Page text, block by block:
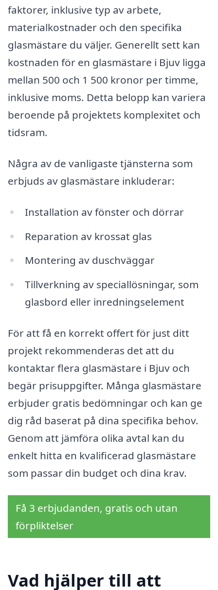
faktorer, inklusive typ av arbete,
materialkostnader och den specifika
glasmästare du väljer. Generellt sett kan
kostnaden för en glasmästare i Bjuv ligga
mellan 500 och 1 500 kronor per timme,
inklusive moms. Detta belopp kan variera
beroende på projektets komplexitet och
tidsram.
Några av de vanligaste tjänsterna som
erbjuds av glasmästare inkluderar:
Installation av fönster och dörrar
Reparation av krossat glas
Montering av duschväggar
Tillverkning av speciallösningar, som
glasbord eller inredningselement
För att få en korrekt offert för just ditt
projekt rekommenderas det att du
kontaktar flera glasmästare i Bjuv och
begär prisuppgifter. Många glasmästare
erbjuder gratis bedömningar och kan ge
dig råd baserat på dina specifika behov.
Genom att jämföra olika avtal kan du
enkelt hitta en kvalificerad glasmästare
som passar din budget och dina krav.
Få 3 erbjudanden, gratis och utan
förpliktelser
Vad hjälper till att